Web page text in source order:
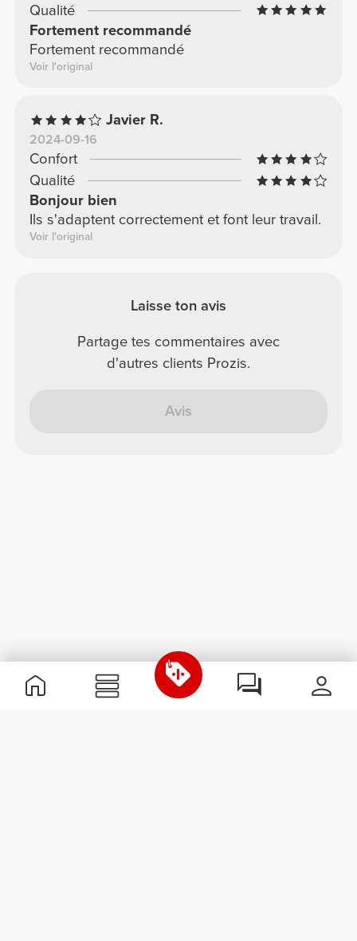
Qualité
Fortement recommandé
Fortement recommandé
Voir l'original
Javier R.
2024-09-16
Confort
Qualité
Bonjour bien
Ils s'adaptent correctement et font leur travail.
Voir l'original
Laisse ton avis
Partage tes commentaires avec
d'autres clients Prozis.
Avis